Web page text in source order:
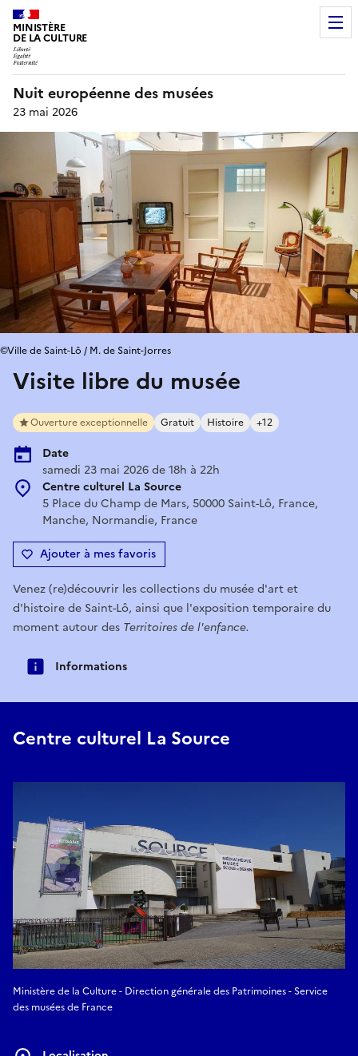
MINISTÈRE
DE LA CULTURE
Nuit européenne des musées
23 mai 2026
Visite libre du musée
Ouverture exceptionnelle Gratuit Histoire +12
Date
samedi 23 mai 2026 de 18h à 22h
Centre culturel La Source
5 Place du Champ de Mars, 50000 Saint-Lô, France,
Manche, Normandie, France
Ajouter à mes favoris
©Ville de Saint-Lô / M. de Saint-Jorres
Venez (re)découvrir les collections du musée d'art et
d'histoire de Saint-Lô, ainsi que l'exposition temporaire du
moment autour des Territoires de l'enfance.
Informations
Centre culturel La Source
Ministère de la Culture - Direction générale des Patrimoines - Service
des musées de France